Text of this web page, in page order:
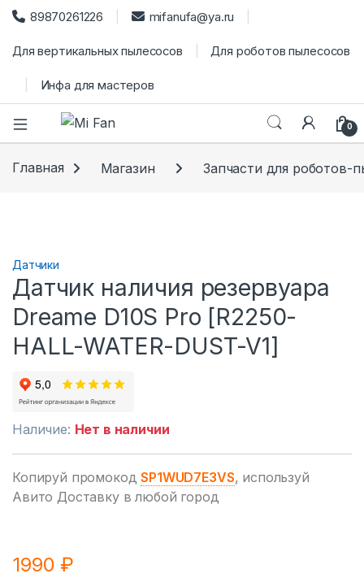
89870261226 mifanufa@ya.ru
Для вертикальных пылесосов Для роботов пылесосов
Инфа для мастеров
0
Главная Магазин Запчасти для роботов-
Датчики
Датчик наличия резервуара
Dreame D10S Рrо [R2250-
HALL-WATER-DUST-V1]
Наличие: Нет в наличии
Копируй промокодSP1WUD7E3VS, используй
Авито Доставку в любой город
1990₽